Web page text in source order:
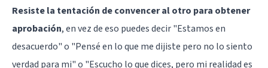
Resiste la tentación de convencer al otro para obtener
aprobación, en vez de eso puedes decir "Estamos en
desacuerdo" o "Pensé en lo que me dijiste pero no lo siento
verdad para mi" o "Escucho lo que dices, pero mi realidad es